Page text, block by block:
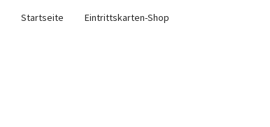
Startseite
Eintrittskarten-Shop